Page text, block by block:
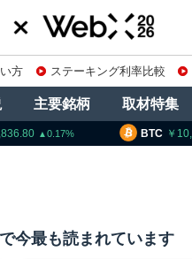
方 ステーキング利率比較
主要銘柄 取材特集
10,261,605
今最も読まれています